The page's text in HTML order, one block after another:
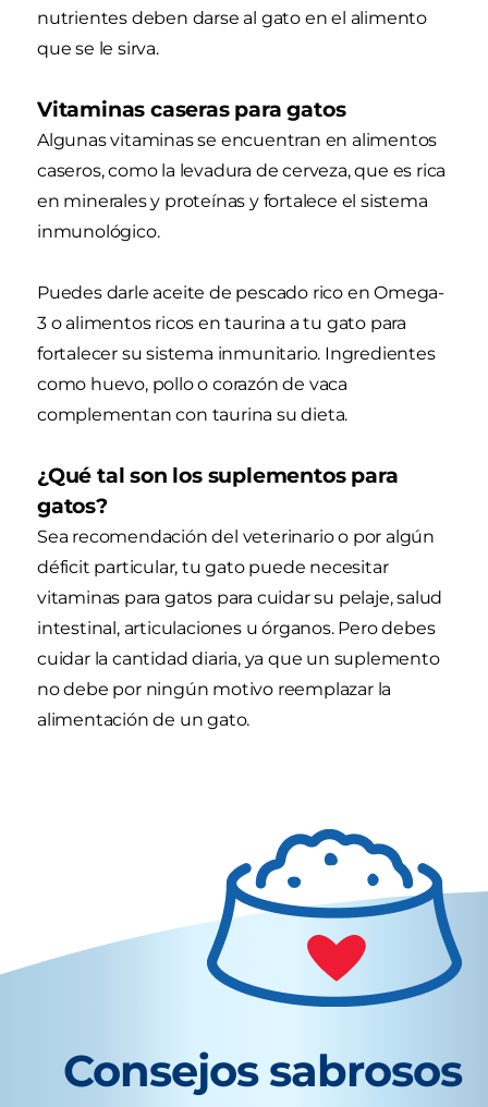
nutrientes deben darse al gato en el alimento
que se le sirva.
Vitaminas caseras para gatos
Algunas vitaminas se encuentran en alimentos
caseros, como la levadura de cerveza, que es rica
en minerales y proteínas y fortalece el sistema
inmunológico.
Puedes darle aceite de pescado rico en Omega-
3 o alimentos ricos en taurina a tu gato para
fortalecer su sistema inmunitario. Ingredientes
como huevo, pollo o corazón de vaca
complementan con taurina su dieta.
¿Qué tal son los suplementos para
gatos?
Sea recomendación del veterinario o por algún
déficit particular, tu gato puede necesitar
vitaminas para gatos para cuidar su pelaje, salud
intestinal, articulaciones u órganos. Pero debes
cuidar la cantidad diaria, ya que un suplemento
no debe por ningún motivo reemplazar la
alimentación de un gato.
Consejos sabrosos